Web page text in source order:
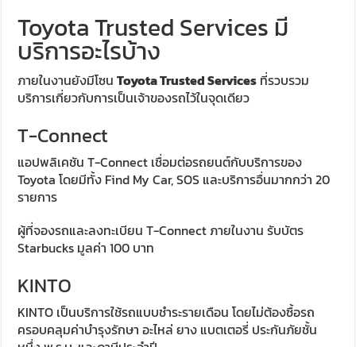
Toyota Trusted Services มี
บริการอะไรบ้าง
ภายในงานยังมีโซนToyota Trusted Services ที่รวบรวม
บริการเกี่ยวกับการเป็นเจ้าของรถไว้ในจุดเดียว
T-Connect
แอปพลิเคชัน T-Connect เชื่อมต่อรถยนต์กับบริการของ
Toyota โดยมีทั้ง Find My Car, SOS และบริการอื่นมากกว่า 20
รายการ
ผู้ที่จองรถและลงทะเบียน T-Connect ภายในงาน รับบัตร
Starbucks มูลค่า 100 บาท
KINTO
KINTO เป็นบริการใช้รถแบบชำระรายเดือน โดยไม่ต้องซื้อรถ
ครอบคลุมค่าบำรุงรักษา อะไหล่ ยาง แบตเตอรี่ ประกันภัยชั้น